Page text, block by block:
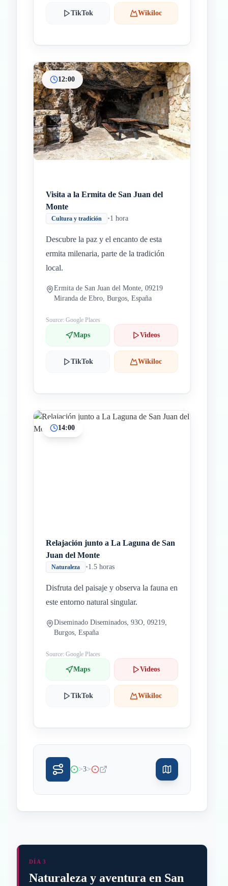
TikTok Wikiloc
12:00
Visita a la Ermita de San Juan del
Monte
Cultura y tradición •1 hora
Descubre la paz y el encanto de esta
ermita milenaria, parte de la tradición
local.
Ermita de San Juan del Monte, 09219
Miranda de Ebro, Burgos, España
Source: Google Places
Maps Videos
TikTok Wikiloc
14:00
Relajación junto a La Laguna de San
Juan del Monte
Naturaleza •1.5 horas
Disfruta del paisaje y observa la fauna en
este entorno natural singular.
Diseminado Diseminados, 93O, 09219,
Burgos, España
Source: Google Places
Maps Videos
TikTok Wikiloc
>3>
DÍA 3
Naturaleza y aventura en San